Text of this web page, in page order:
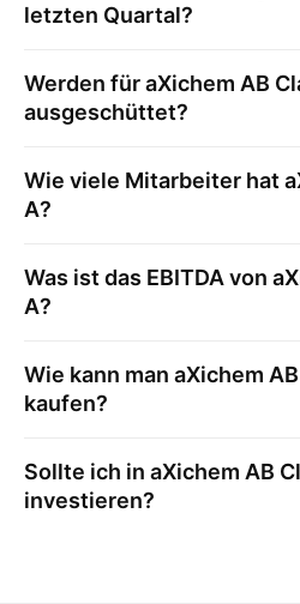
letzten Quartal?
Werden füraXichem AB
ausgeschüttet?
Wie viele Mitarbeiter hat
A?
Was ist das EBITDA von
A?
Wie kann man aXichem
kaufen?
Sollte ich in aXichem AB
investieren?